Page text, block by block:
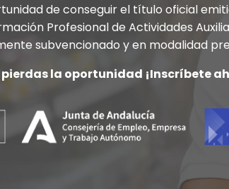
de conseguir el título oficial
Profesional de Actividades
subvencionado y en modalidad
pierdas la oportunidad ¡Inscríbete